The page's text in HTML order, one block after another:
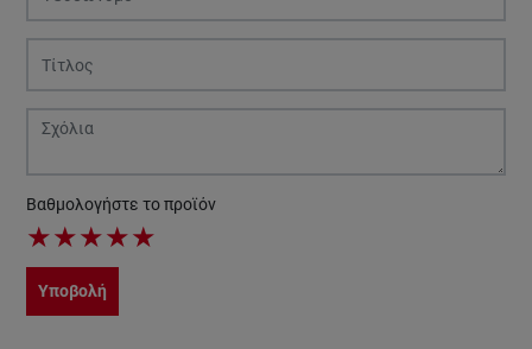
Βαθμολογήστε το προϊόν
★★★★★
Υποβολή